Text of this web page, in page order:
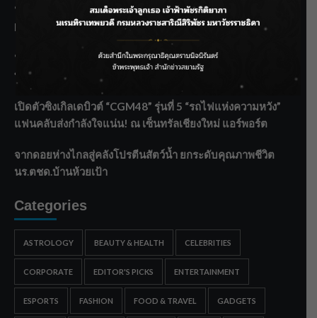
“BILLKIN” สร้างความภาคภูมิใจ คว้ารางวัลใหญ่ Weibo
Malaysia พร้อมโชว์สุดประทับใจ
“สุริยะ” สั่งกรมชลฯ เฝ้าระวังน้ำ 24 ชม. รับมือฝนสิงหาคม
บริหารเชิงรุกลดเสี่ยงน้ำท่วม
เปิดตัวซิงเกิลเดบิวต์ “CGM48” รุ่นที่ 5 “รถไฟแห่งความหวัง”
แฟนคลับส่งกำลังใจแน่น! ณ เซ็นทรัลเชียงใหม่ แอร์พอร์ต
จากดอยห่างไกลสู่คลังโปรตีนสัตว์น้ำ ยกระดับคุณภาพชีวิต
นร.ตชด.บ้านห้วยเป้า
Categories
ASTROLOGY BEAUTY & HEALTH CELEBRITIES
CORPORATE EDITOR'S PICKS ENTERTAINMENT
ESPORTS FASHION FOOD & TRAVEL GADGETS